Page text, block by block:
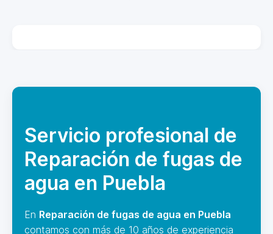
Servicio profesional de
Reparación de fugas de
agua en Puebla
En Reparación de fugas de agua en Puebla
contamos con más de 10 años de experiencia